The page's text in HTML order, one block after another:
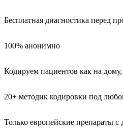
Бесплатная диагностика перед
100% анонимно
Кодируем пациентов как на
20+ методик кодировки под
Только европейские препараты